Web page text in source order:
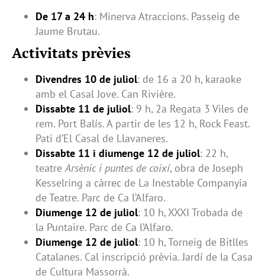
De 17 a 24 h: Minerva Atraccions. Passeig de
Jaume Brutau.
Activitats prèvies
Divendres 10 de juliol: de 16 a 20 h, karaoke
amb el Casal Jove. Can Rivière.
Dissabte 11 de juliol: 9 h, 2a Regata 3 Viles de
rem. Port Balís. A partir de les 12 h, Rock Feast.
Pati d’El Casal de Llavaneres.
Dissabte 11 i diumenge 12 de juliol: 22 h,
teatreArsènic i puntes de coixí, obra de Joseph
Kesselring a càrrec de La Inestable Companyia
de Teatre. Parc de Ca l’Alfaro.
Diumenge 12 de juliol: 10 h, XXXI Trobada de
la Puntaire. Parc de Ca l’Alfaro.
Diumenge 12 de juliol: 10 h, Torneig de Bitlles
Catalanes. Cal inscripció prèvia. Jardí de la Casa
de Cultura Massorrà.